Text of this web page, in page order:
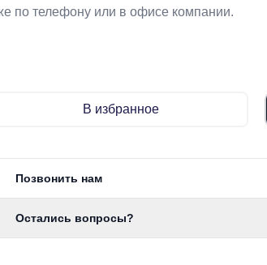
по телефону или в офисе компании.
В избранное
Позвонить нам
Остались вопросы?